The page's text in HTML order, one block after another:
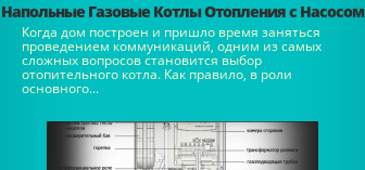
Напольные Газовые Котлы Отопления с Насосом
Когда дом построен и пришло время заняться
проведением коммуникаций, одним из самых
сложных вопросов становится выбор
отопительного котла. Как правило, в роли
основного...